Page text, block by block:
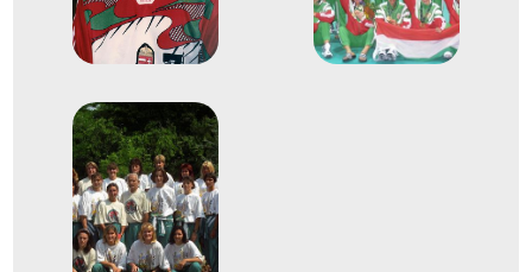
Mátéfi Eszter
Meksz Anikó
Nagy Anikó
Németh Helga
Siti Beáta
Szántó Anna
Terem Kézilabda női
kézilabda